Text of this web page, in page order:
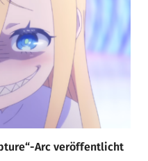
Arc veröffentlicht